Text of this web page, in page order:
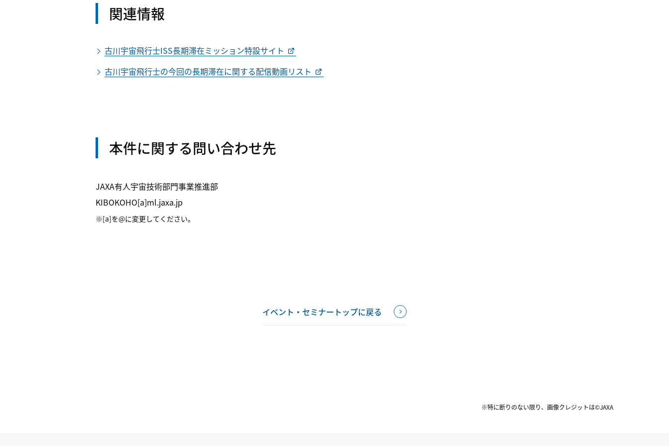
関連情報
古川宇宙飛行士ISS長期滞在ミッション特設サイト
古川宇宙飛行士の今回の長期滞在に関する配信動画リスト
本件に関する問い合わせ先
JAXA有人宇宙技術部門事業推進部
KIBOKOHO[a]ml.jaxa.jp
※[a]を@に変更してください。
イベント・セミナートップに戻る
※特に断りのない限り、画像クレジットは©JAXA